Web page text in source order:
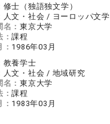
修士（独語独文学）
人文・社会 / ヨーロッパ文学
名：東京大学
：課程
1986年03月
教養学士
人文・社会 / 地域研究
名：東京大学
：課程
1983年03月